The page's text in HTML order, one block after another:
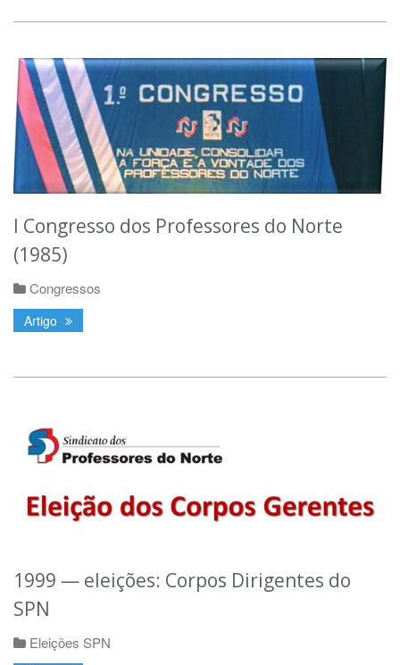
I Congresso dos Professores do Norte
(1985)
Congressos
Artigo
1999 — eleições: Corpos Dirigentes do
SPN
Eleições SPN